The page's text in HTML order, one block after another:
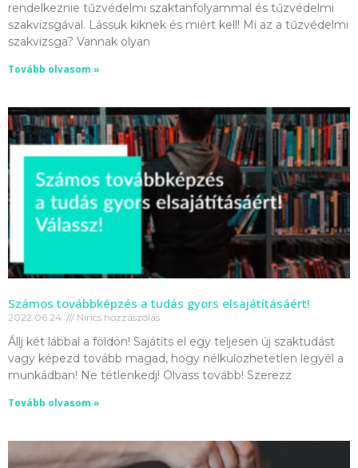
rendelkeznie tűzvédelmi szaktanfolyammal és tűzvédelmi
szakvizsgával. Lássuk kiknek és miért kell! Mi az a tűzvédelmi
szakvizsga? Vannak olyan
Tovább olvasom »
Számos továbbképzés a tudás gyors elsajátításáért!
2022.06.24. Nincs hozzászólás
Állj két lábbal a földön! Sajátíts el egy teljesen új szaktudást
vagy képezd tovább magad, hogy nélkülözhetetlen legyél a
munkádban! Ne tétlenkedj! Olvass tovább! Szerezz
Tovább olvasom »